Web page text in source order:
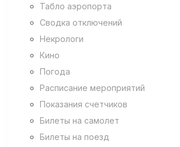
Табло аэропорта
Сводка отключений
Некрологи
Кино
Погода
Расписание мероприятий
Показания счетчиков
Билеты на самолет
Билеты на поезд